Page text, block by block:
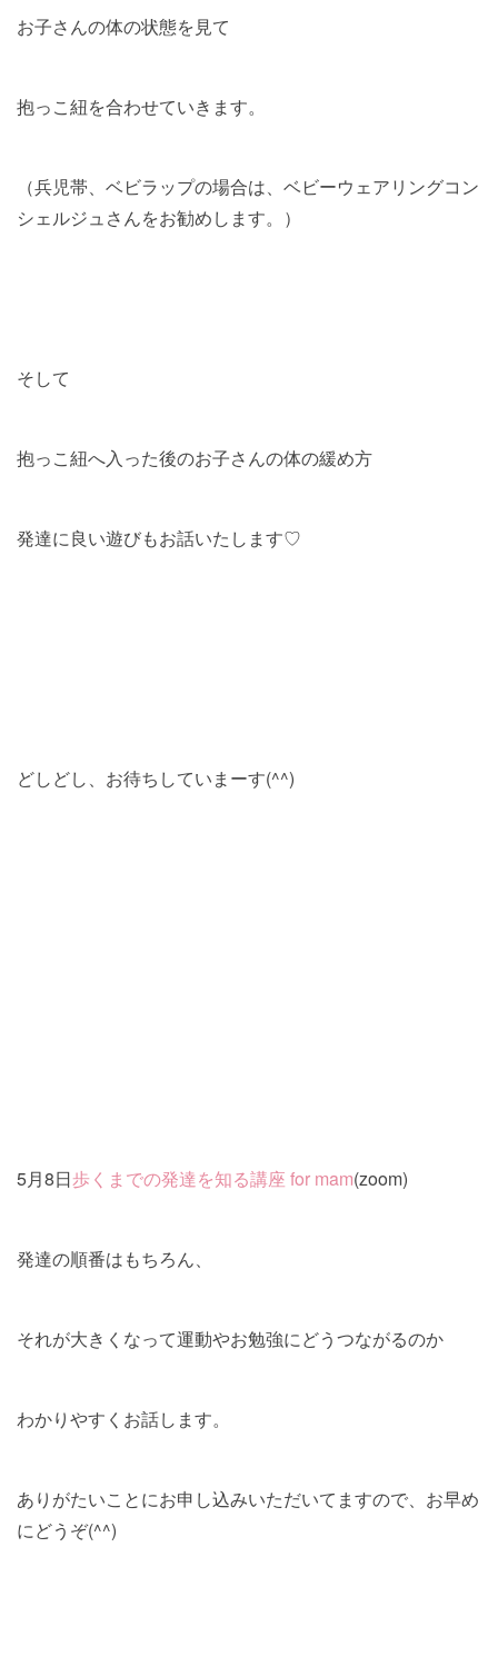
お子さんの体の状態を見て
抱っこ紐を合わせていきます。
（兵児帯、ベビラップの場合は、ベビーウェアリングコン
シェルジュさんをお勧めします。）
そして
抱っこ紐へ入った後のお子さんの体の緩め方
発達に良い遊びもお話いたします♡
どしどし、お待ちしていまーす(^^)
5月8日歩くまでの発達を知る講座 for mam(zoom)
発達の順番はもちろん、
それが大きくなって運動やお勉強にどうつながるのか
わかりやすくお話します。
ありがたいことにお申し込みいただいてますので、お早め
にどうぞ(^^)